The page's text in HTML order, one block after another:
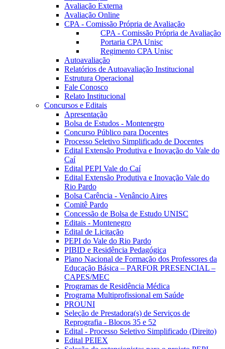
Avaliação Externa
Avaliação Online
CPA - Comissão Própria de Avaliação
CPA - Comissão Própria de Avaliação
Portaria CPA Unisc
Regimento CPA Unisc
Autoavaliação
Relatórios de Autoavaliação Institucional
Estrutura Operacional
Fale Conosco
Relato Institucional
Concursos e Editais
Apresentação
Bolsa de Estudos - Montenegro
Concurso Público para Docentes
Processo Seletivo Simplificado de Docentes
Edital Extensão Produtiva e Inovação do Vale do
Caí
Edital PEPI Vale do Caí
Edital Extensão Produtiva e Inovação Vale do
Rio Pardo
Bolsa Carência - Venâncio Aires
Comitê Pardo
Concessão de Bolsa de Estudo UNISC
Editais - Montenegro
Edital de Licitação
PEPI do Vale do Rio Pardo
PIBID e Residência Pedagógica
Plano Nacional de Formação dos Professores da
Educação Básica – PARFOR PRESENCIAL –
CAPES/MEC
Programas de Residência Médica
Programa Multiprofissional em Saúde
PROUNI
Seleção de Prestadora(s) de Serviços de
Reprografia - Blocos 35 e 52
Edital - Processo Seletivo Simplificado (Direito)
Edital PEIEX